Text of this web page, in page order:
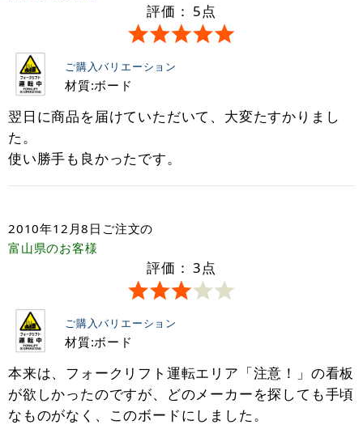
評価： 5点
ご購入バリエーション
材質:ボード
翌日に商品を届けていただいて、大変たすかりまし
た。
使い勝手も良かったです。
2010年12月8日 ご注文の
富山県のお客様
評価： 3点
ご購入バリエーション
材質:ボード
本来は、フォークリフト運転エリア「注意！」の看板
が欲しかったのですが、どのメーカーを探しても手頃
なものがなく、このボードにしました。